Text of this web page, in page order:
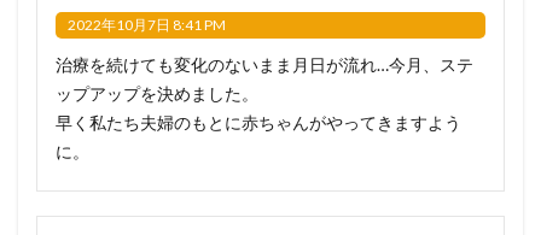
2022年10月7日 8:41 PM
治療を続けても変化のないまま月日が流れ…今月、ステ
ップアップを決めました。
早く私たち夫婦のもとに赤ちゃんがやってきますよう
に。